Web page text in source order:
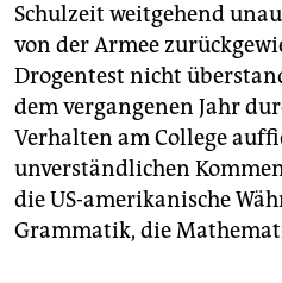
Schulzeit weitgehend
von der Armee
Drogentest nicht
dem vergangenen Jahr
Verhalten am College
unverständlichen
die US-amerikanische
Grammatik, die